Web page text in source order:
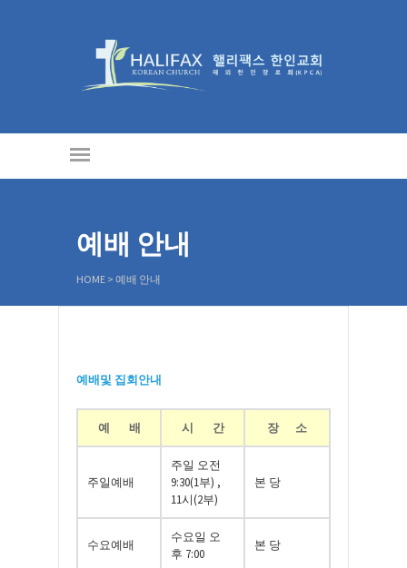
예배 안내
HOME > 예배 안내
예배및 집회안내
예 배 시 간 장 소
주일예배
주일 오전
9:30(1부) ,
11시(2부)
본 당
수요예배
수요일 오
후 7:00
본 당